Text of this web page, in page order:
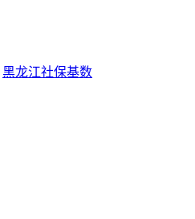
黑龙江社保基数